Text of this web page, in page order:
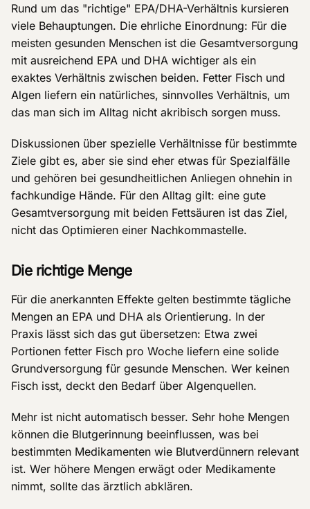
Rund um das "richtige" EPA/DHA-Verhältnis kursieren
viele Behauptungen. Die ehrliche Einordnung: Für die
meisten gesunden Menschen ist die Gesamtversorgung
mit ausreichend EPA und DHA wichtiger als ein
exaktes Verhältnis zwischen beiden. Fetter Fisch und
Algen liefern ein natürliches, sinnvolles Verhältnis, um
das man sich im Alltag nicht akribisch sorgen muss.
Diskussionen über spezielle Verhältnisse für bestimmte
Ziele gibt es, aber sie sind eher etwas für Spezialfälle
und gehören bei gesundheitlichen Anliegen ohnehin in
fachkundige Hände. Für den Alltag gilt: eine gute
Gesamtversorgung mit beiden Fettsäuren ist das Ziel,
nicht das Optimieren einer Nachkommastelle.
Die richtige Menge
Für die anerkannten Effekte gelten bestimmte tägliche
Mengen an EPA und DHA als Orientierung. In der
Praxis lässt sich das gut übersetzen: Etwa zwei
Portionen fetter Fisch pro Woche liefern eine solide
Grundversorgung für gesunde Menschen. Wer keinen
Fisch isst, deckt den Bedarf über Algenquellen.
Mehr ist nicht automatisch besser. Sehr hohe Mengen
können die Blutgerinnung beeinflussen, was bei
bestimmten Medikamenten wie Blutverdünnern relevant
ist. Wer höhere Mengen erwägt oder Medikamente
nimmt, sollte das ärztlich abklären.